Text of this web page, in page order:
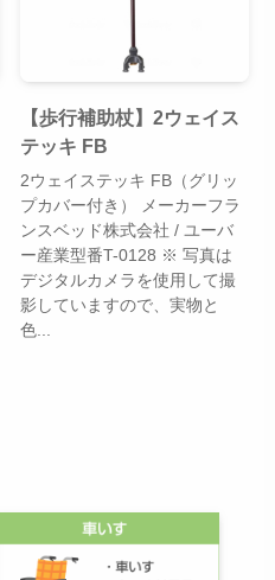
【歩行補助杖】2ウェイス
テッキ FB
2ウェイステッキ FB（グリッ
プカバー付き） メーカーフラ
ンスベッド株式会社 / ユーバ
ー産業型番T-0128 ※ 写真は
デジタルカメラを使用して撮
影していますので、実物と
色...